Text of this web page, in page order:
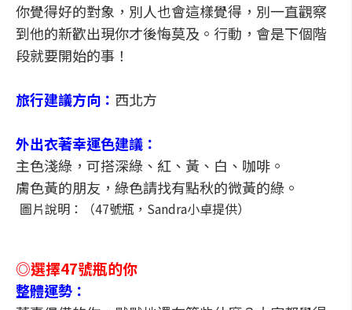
你覺得好的對象，別人也會這樣覺得，別一直觀察
到他的新歡出現你才後悔莫及。行動，會是下個階
段就要開始的事！
旅行建議方向： 西北方
外出衣著幸運色建議：
主色淺綠，可搭深綠、紅、黃、白、咖啡。
膚色黃的朋友，綠色請找有點秋的微黃的綠。
圖片說明：（47號瓶，Sandra小卓提供）
◎選擇47號瓶的你
整體運勢：